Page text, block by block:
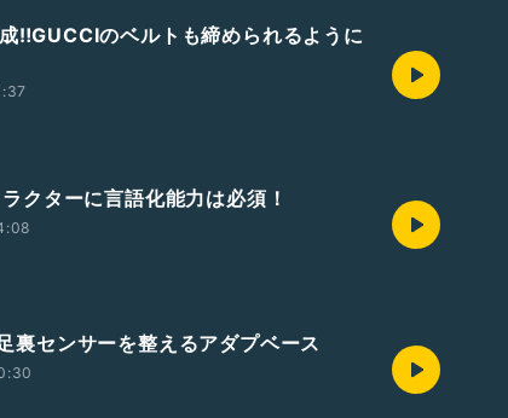
‼️GUCCIのベルトも締められるように
クターに言語化能力は必須！
裏センサーを整えるアダプベース